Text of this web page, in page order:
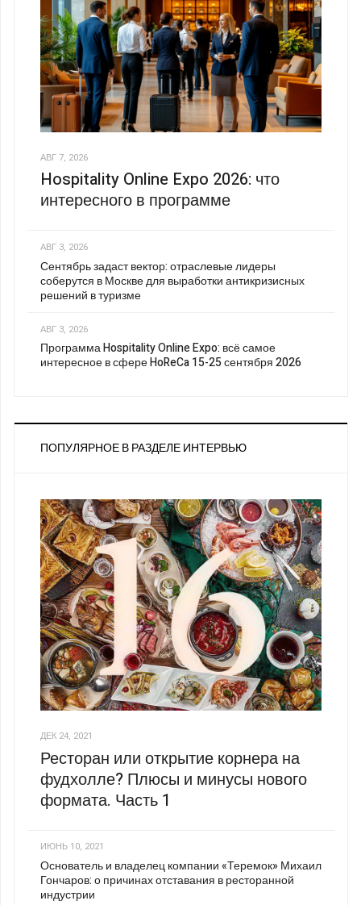
АВГ 7, 2026
Hospitality Online Expo 2026: что
интересного в программе
АВГ 3, 2026
Сентябрь задаст вектор: отраслевые лидеры
соберутся в Москве для выработки антикризисных
решений в туризме
АВГ 3, 2026
Программа Hospitality Online Expo: всё самое
интересное в сфере HoReCa 15-25 сентября 2026
ПОПУЛЯРНОЕ В РАЗДЕЛЕ ИНТЕРВЬЮ
ДЕК 24, 2021
Ресторан или открытие корнера на
фудхолле? Плюсы и минусы нового
формата. Часть 1
ИЮНЬ 10, 2021
Основатель и владелец компании «Теремок» Михаил
Гончаров: о причинах отставания в ресторанной
индустрии